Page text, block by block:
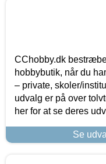
CChobby.dk
hobbybutik, når du
– private, skoler/
udvalg er på over
her for at se deres
Se